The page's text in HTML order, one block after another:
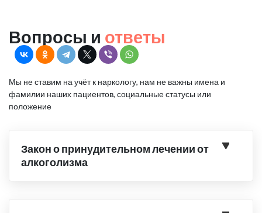
Вопросы и ответы
Мы не ставим на учёт к наркологу, нам не важны имена и
фамилии наших пациентов, социальные статусы или
положение
Закон о принудительном лечении от
алкоголизма